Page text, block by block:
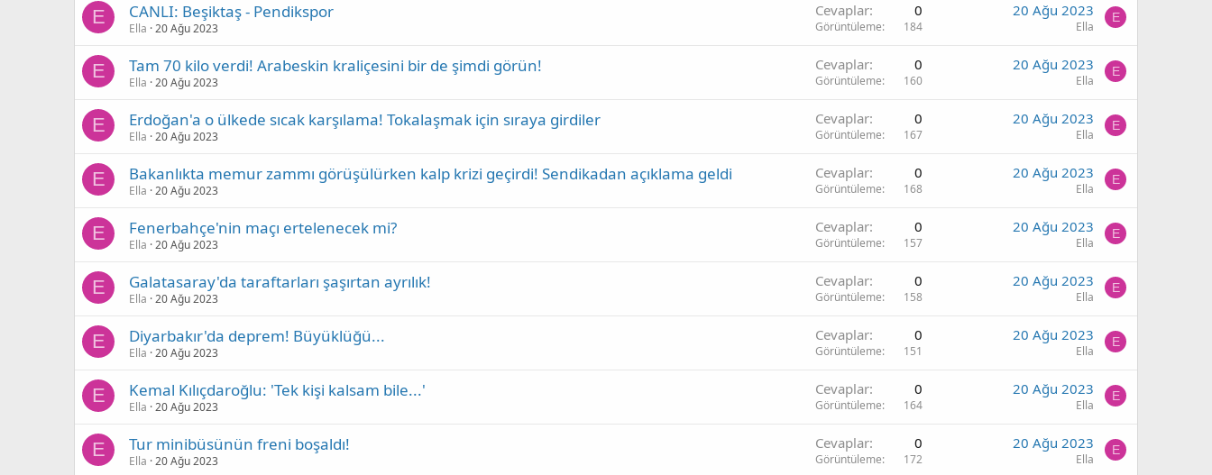
E CANLI: Beşiktaş - Pendikspor
Ella 20 Ağu 2023
Cevaplar 0
Görüntüleme 184
20 Ağu 2023
Ella
E
E Tam 70 kilo verdi! Arabeskin kraliçesini bir de şimdi görün!
Ella 20 Ağu 2023
Cevaplar 0
Görüntüleme 160
20 Ağu 2023
Ella
E
E Erdoğan'a o ülkede sıcak karşılama! Tokalaşmak için sıraya girdiler
Ella 20 Ağu 2023
Cevaplar 0
Görüntüleme 167
20 Ağu 2023
Ella
E
E Bakanlıkta memur zammı görüşülürken kalp krizi geçirdi! Sendikadan açıklama geldi
Ella 20 Ağu 2023
Cevaplar 0
Görüntüleme 168
20 Ağu 2023
Ella
E
E Fenerbahçe'nin maçı ertelenecek mi?
Ella 20 Ağu 2023
Cevaplar 0
Görüntüleme 157
20 Ağu 2023
Ella
E
E Galatasaray'da taraftarları şaşırtan ayrılık!
Ella 20 Ağu 2023
Cevaplar 0
Görüntüleme 158
20 Ağu 2023
Ella
E
E Diyarbakır'da deprem! Büyüklüğü...
Ella 20 Ağu 2023
Cevaplar 0
Görüntüleme 151
20 Ağu 2023
Ella
E
E Kemal Kılıçdaroğlu: 'Tek kişi kalsam bile...'
Ella 20 Ağu 2023
Cevaplar 0
Görüntüleme 164
20 Ağu 2023
Ella
E
E Tur minibüsünün freni boşaldı!
Ella 20 Ağu 2023
Cevaplar 0
Görüntüleme 172
20 Ağu 2023
Ella
E